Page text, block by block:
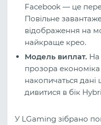
Facebook — це
Повільне
відображення на
найкраще крео.
Модель виплат. На
прозора економіка
накопичаться дані
дивитися в бік
У LGaming зібрано